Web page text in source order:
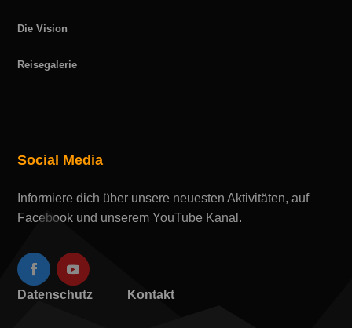
Die Vision
Reisegalerie
Social Media
Informiere dich über unsere neuesten Aktivitäten, auf
Facebook und unserem YouTube Kanal.
Datenschutz Kontakt